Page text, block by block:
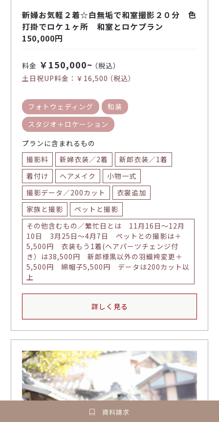
新婦お気軽２着☆白無垢で和室撮影２０分 色
打掛でロケ１ヶ所 和室とロケプラン
150,000円
料金 ￥150,000~（税込）
土日祝UP料金： ￥16,500（税込）
フォトウェディング
和装
スタジオ＋ロケーション
プランに含まれるもの
撮影料
新婦衣装／2着
新郎衣装／1着
着付け
ヘアメイク
小物一式
撮影データ／200カット
衣裳追加
家族と撮影
ペットと撮影
その他含むもの／繁忙日とは 11月16日〜12月
10日 3月25日〜4月7日 ペットとの撮影は＋
5,500円 衣装もう1着(ヘアパーツチェンジ付
き）は38,500円 新郎様黒以外の羽織袴変更＋
5,500円 綿帽子5,500円 データは200カット以
上
詳しく見る
資料請求